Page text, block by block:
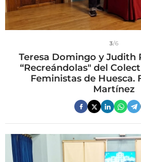
3/6
Teresa Domingo y Judith
“Recreándolas" del
Feministas de Huesca.
Martínez